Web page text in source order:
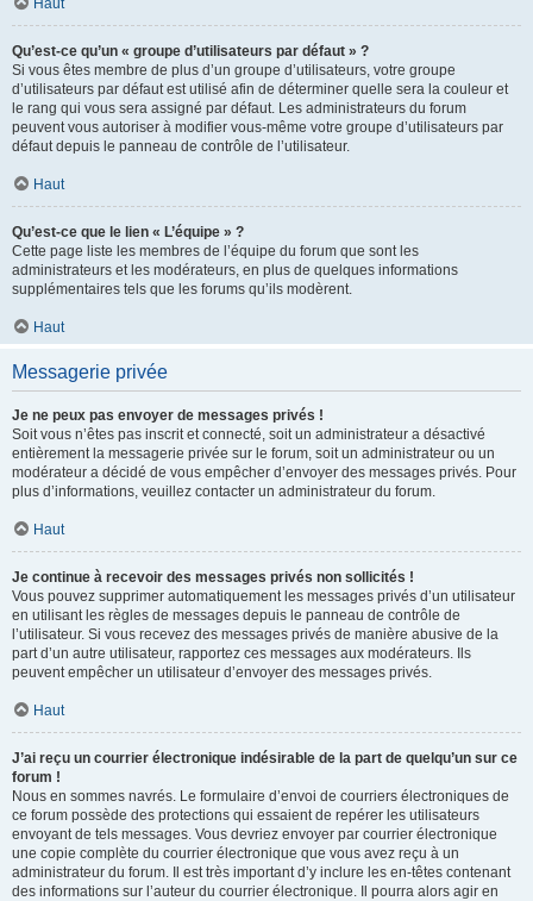
Haut
Qu’est-ce qu’un « groupe d’utilisateurs par défaut » ?
Si vous êtes membre de plus d’un groupe d’utilisateurs, votre groupe
d’utilisateurs par défaut est utilisé afin de déterminer quelle sera la couleur et
le rang qui vous sera assigné par défaut. Les administrateurs du forum
peuvent vous autoriser à modifier vous-même votre groupe d’utilisateurs par
défaut depuis le panneau de contrôle de l’utilisateur.
Haut
Qu’est-ce que le lien « L’équipe » ?
Cette page liste les membres de l’équipe du forum que sont les
administrateurs et les modérateurs, en plus de quelques informations
supplémentaires tels que les forums qu’ils modèrent.
Haut
Messagerie privée
Je ne peux pas envoyer de messages privés !
Soit vous n’êtes pas inscrit et connecté, soit un administrateur a désactivé
entièrement la messagerie privée sur le forum, soit un administrateur ou un
modérateur a décidé de vous empêcher d’envoyer des messages privés. Pour
plus d’informations, veuillez contacter un administrateur du forum.
Haut
Je continue à recevoir des messages privés non sollicités !
Vous pouvez supprimer automatiquement les messages privés d’un utilisateur
en utilisant les règles de messages depuis le panneau de contrôle de
l’utilisateur. Si vous recevez des messages privés de manière abusive de la
part d’un autre utilisateur, rapportez ces messages aux modérateurs. Ils
peuvent empêcher un utilisateur d’envoyer des messages privés.
Haut
J’ai reçu un courrier électronique indésirable de la part de quelqu’un sur ce
forum !
Nous en sommes navrés. Le formulaire d’envoi de courriers électroniques de
ce forum possède des protections qui essaient de repérer les utilisateurs
envoyant de tels messages. Vous devriez envoyer par courrier électronique
une copie complète du courrier électronique que vous avez reçu à un
administrateur du forum. Il est très important d’y inclure les en-têtes contenant
des informations sur l’auteur du courrier électronique. Il pourra alors agir en